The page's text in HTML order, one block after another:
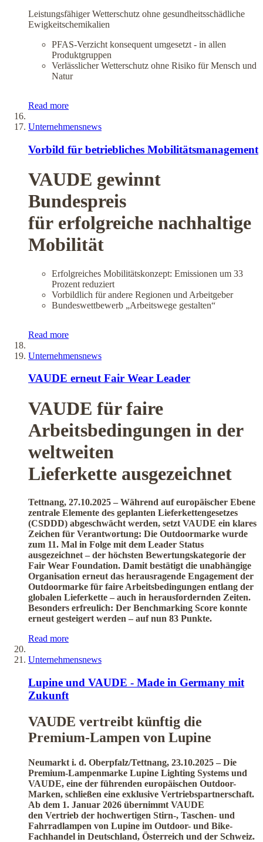
Leistungsfähiger Wetterschutz ohne gesundheitsschädliche
Ewigkeitschemikalien
PFAS-Verzicht konsequent umgesetzt - in allen
Produktgruppen
Verlässlicher Wetterschutz ohne Risiko für Mensch und
Natur
Read more
Unternehmensnews
Vorbild für betriebliches Mobilitätsmanagement
VAUDE gewinnt
Bundespreis
für erfolgreiche nachhaltige
Mobilität
Erfolgreiches Mobilitätskonzept: Emissionen um 33
Prozent reduziert
Vorbildlich für andere Regionen und Arbeitgeber
Bundeswettbewerb „Arbeitswege gestalten“
Read more
Unternehmensnews
VAUDE erneut Fair Wear Leader
VAUDE für faire
Arbeitsbedingungen in der
weltweiten
Lieferkette ausgezeichnet
Tettnang, 27.10.2025 – Während auf europäischer Ebene
zentrale Elemente des geplanten Lieferkettengesetzes
(CSDDD) abgeschwächt werden, setzt VAUDE ein klares
Zeichen für Verantwortung: Die Outdoormarke wurde
zum 11. Mal in Folge mit dem Leader Status
ausgezeichnet – der höchsten Bewertungskategorie der
Fair Wear Foundation. Damit bestätigt die unabhängige
Organisation erneut das herausragende Engagement der
Outdoormarke für faire Arbeitsbedingungen entlang der
globalen Lieferkette – auch in herausfordernden Zeiten.
Besonders erfreulich: Der Benchmarking Score konnte
erneut gesteigert werden – auf nun 83 Punkte.
Read more
Unternehmensnews
Lupine und VAUDE - Made in Germany mit
Zukunft
VAUDE vertreibt künftig die
Premium-Lampen von Lupine
Neumarkt i. d. Oberpfalz/Tettnang, 23.10.2025 – Die
Premium-Lampenmarke Lupine Lighting Systems und
VAUDE, eine der führenden europäischen Outdoor-
Marken, schließen eine exklusive Vertriebspartnerschaft.
Ab dem 1. Januar 2026 übernimmt VAUDE
den Vertrieb der hochwertigen Stirn-, Taschen- und
Fahrradlampen von Lupine im Outdoor- und Bike-
Fachhandel in Deutschland, Österreich und der Schweiz.